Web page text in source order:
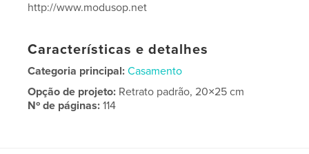
http://www.modusop.net
Características e detalhes
Categoria principal: Casamento
Opção de projeto: Retrato padrão, 20×25 cm
Nº de páginas:114